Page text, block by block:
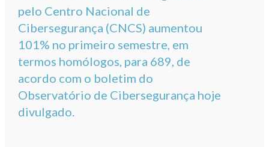
pelo Centro Nacional de
Cibersegurança (CNCS) aumentou
101% no primeiro semestre, em
termos homólogos, para 689, de
acordo com o boletim do
Observatório de Cibersegurança hoje
divulgado.